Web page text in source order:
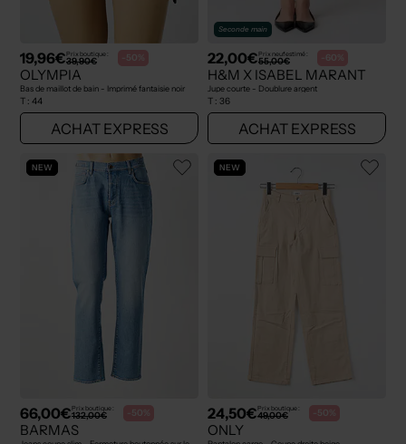
19,96€Prix boutique :
39,90€ -50%
OLYMPIA
Bas de maillot de bain - Imprimé fantaisie noir
T : 44
ACHAT EXPRESS
Seconde main
22,00€Prix neuf estimé :
55,00€ -60%
H&M X ISABEL MARANT
Jupe courte - Doublure argent
T : 36
ACHAT EXPRESS
NEW
66,00€Prix boutique :
132,00€ -50%
BARMAS
NEW
24,50€Prix boutique :
49,00€ -50%
ONLY